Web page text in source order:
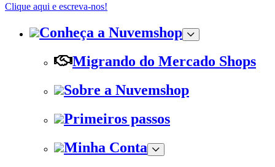
Clique aqui e escreva-nos!
Conheça a Nuvemshop
Migrando do Mercado Shops
Sobre a Nuvemshop
Primeiros passos
Minha Conta